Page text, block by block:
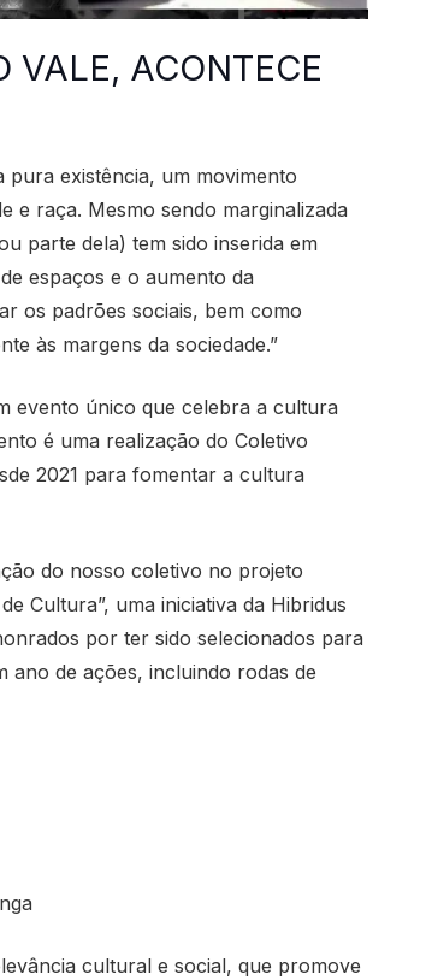
VALE, ACONTECE
pura existência, um movimento
e raça. Mesmo sendo marginalizada
parte dela) tem sido inserida em
espaços e o aumento da
os padrões sociais, bem como
às margens da sociedade.”
evento único que celebra a cultura
é uma realização do Coletivo
2021 para fomentar a cultura
do nosso coletivo no projeto
Cultura”, uma iniciativa da Hibridus
por ter sido selecionados para
ano de ações, incluindo rodas de
cultural e social, que promove